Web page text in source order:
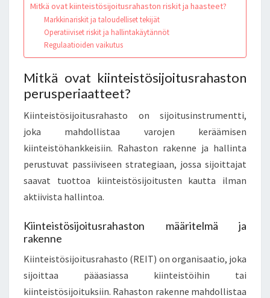
Mitkä ovat kiinteistösijoitusrahaston riskit ja haasteet?
Markkinariskit ja taloudelliset tekijät
Operatiiviset riskit ja hallintakäytännöt
Regulaatioiden vaikutus
Mitkä ovat kiinteistösijoitusrahaston
perusperiaatteet?
Kiinteistösijoitusrahasto on sijoitusinstrumentti,
joka mahdollistaa varojen keräämisen
kiinteistöhankkeisiin. Rahaston rakenne ja hallinta
perustuvat passiiviseen strategiaan, jossa sijoittajat
saavat tuottoa kiinteistösijoitusten kautta ilman
aktiivista hallintoa.
Kiinteistösijoitusrahaston määritelmä ja
rakenne
Kiinteistösijoitusrahasto (REIT) on organisaatio, joka
sijoittaa pääasiassa kiinteistöihin tai
kiinteistösijoituksiin. Rahaston rakenne mahdollistaa